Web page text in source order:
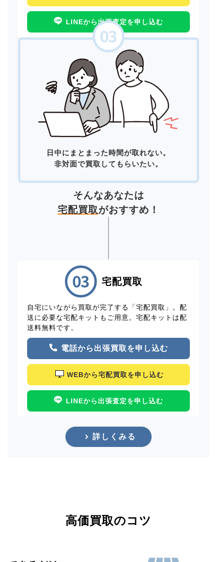
LINEから出張査定を申し込む
日中にまとまった時間が取れない。
非対面で買取してもらいたい。
そんなあなたは
宅配買取がおすすめ！
宅配買取
自宅にいながら買取が完了する「宅配買取」。配
送に必要な宅配キットもご用意。宅配キットは配
送料無料です。
電話から出張買取を申し込む
WEBから宅配買取を申し込む
LINEから出張査定を申し込む
詳しくみる
高価買取のコツ